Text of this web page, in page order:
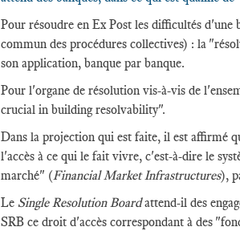
Pour résoudre en Ex Post les difficultés
commun des procédures collectives) : la
son application, banque par banque.
Pour l'organe de résolution vis-à-vis de
crucial in building resolvability".
Dans la projection qui est faite, il est affirmé
l'accès à ce qui le fait vivre, c'est-à-dire le
marché" (Financial Market Infrastructures),
Le Single Resolution Boardattend-il des
SRB ce droit d'accès correspondant à des